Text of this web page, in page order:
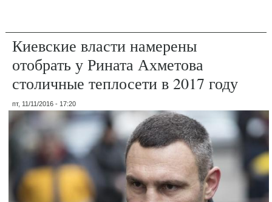
Киевские власти намерены
отобрать у Рината Ахметова
столичные теплосети в 2017 году
пт, 11/11/2016 - 17:20